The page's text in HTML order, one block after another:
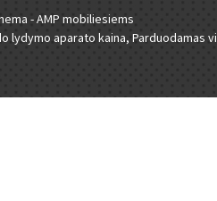
-AMP mobiliesiems
lydymo aparato kaina, Parduodamas